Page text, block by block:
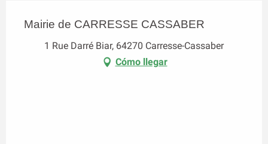
Mairie de CARRESSE CASSABER
1 Rue Darré Biar, 64270 Carresse-Cassaber
Cómo llegar